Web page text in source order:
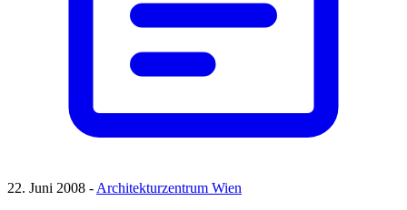
22. Juni 2008 -Architekturzentrum Wien